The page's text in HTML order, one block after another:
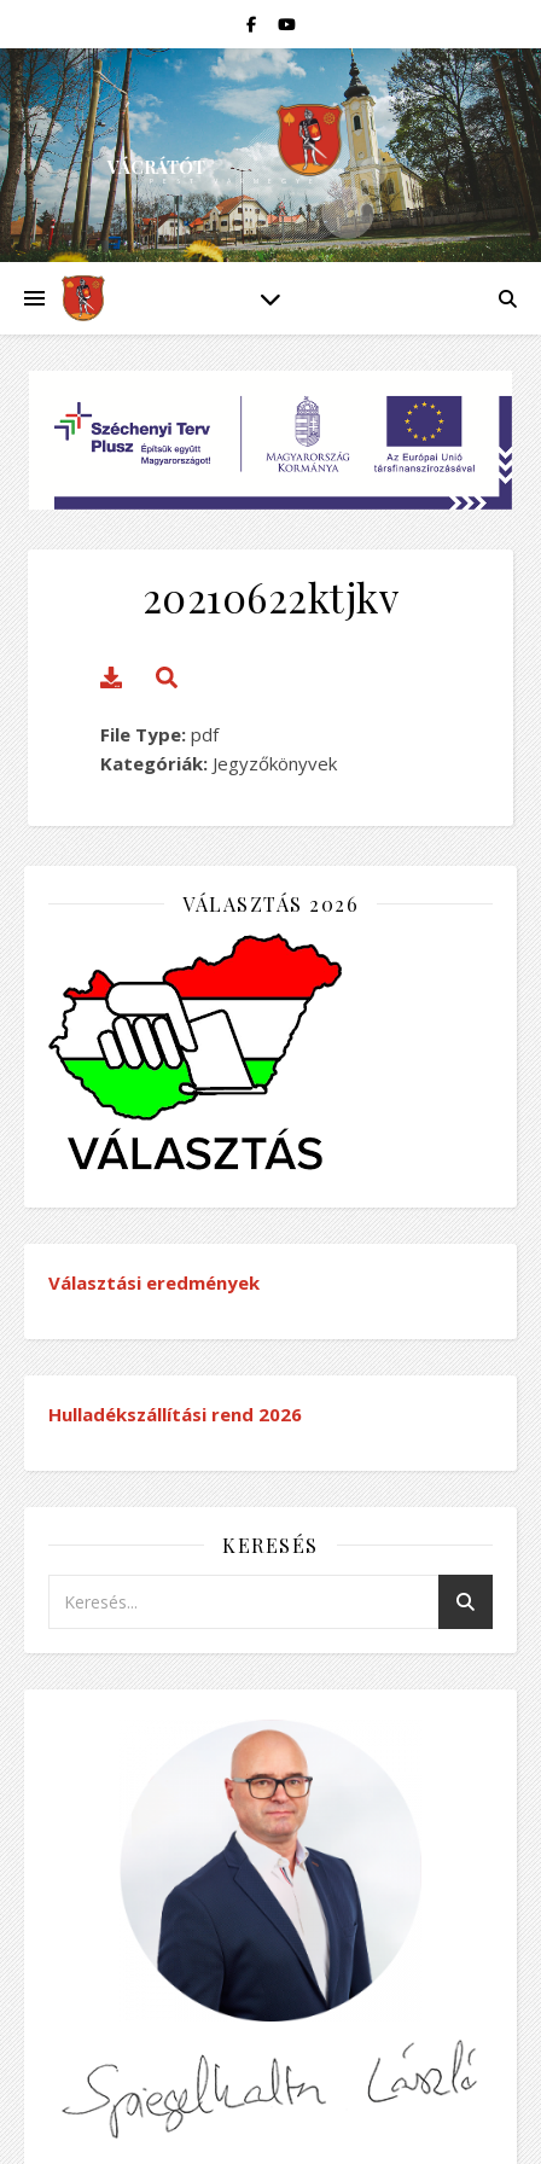
VÁCRÁTÓT
PEST VÁRMEGYE
20210622ktjkv
File Type: pdf
Kategóriák: Jegyzőkönyvek
VÁLASZTÁS 2026
Választási eredmények
Hulladékszállítási rend 2026
KERESÉS